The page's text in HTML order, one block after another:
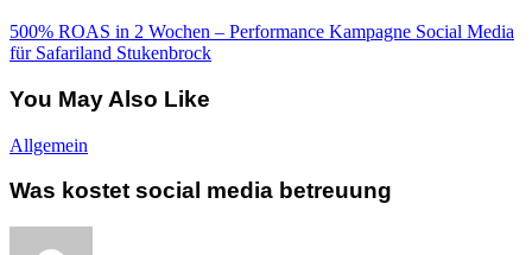
Unternehmen die Events oder Messen veranstalten.
500% ROAS in 2 Wochen – Performance Kampagne Social Media
für Safariland Stukenbrock
You May Also Like
Allgemein
social
betreuung
Was kostet social media betreuung